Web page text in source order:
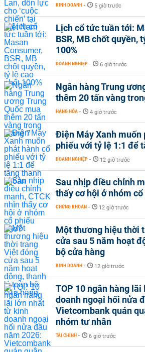
KINH DOANH - 5 giờ trước
Lịch cổ tức tuần tới:
BSR, MB chốt quyền,
100%
DOANH NGHIỆP - 6 giờ trước
Ngân hàng Trung
thêm 20 tấn vàng
HÀNG HÓA - 4 giờ trước
Điện Máy Xanh muốn
phiếu với tỷ lệ 1:1 để
DOANH NGHIỆP - 12 giờ trước
Sau nhịp điều chỉnh
thấy cơ hội ở nhóm
CHỨNG KHOÁN - 12 giờ trước
Một thương hiệu thời
cửa sau 5 năm hoạt
bộ cửa hàng
KINH DOANH - 12 giờ trước
TOP 10 ngân hàng
doanh ngoại hối nửa
Vietcombank quán
nhóm tư nhân
TÀI CHÍNH - 6 giờ trước